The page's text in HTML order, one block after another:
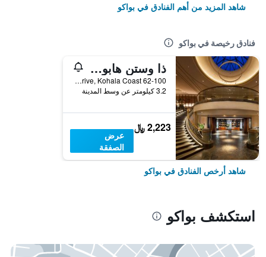
شاهد المزيد من أهم الفنادق في بواكو
فنادق رخيصة في بواكو
ذا وستن هابونا بيتش ريزورت
62-100 Kauna’oa Drive, Kohala Coast, بواكو, الجزيرة الكبيرة، هاواي, HI, الولايات المتحدة الأميريكية
3.2 كيلومتر عن وسط المدينة
2,223 ﷼
عرض
الصفقة
شاهد أرخص الفنادق في بواكو
استكشف بواكو